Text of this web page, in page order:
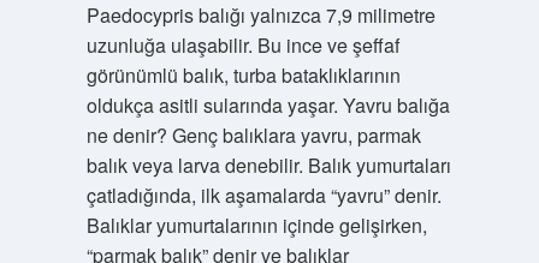
Paedocypris balığı yalnızca 7,9 milimetre
uzunluğa ulaşabilir. Bu ince ve şeffaf
görünümlü balık, turba bataklıklarının
oldukça asitli sularında yaşar. Yavru balığa
ne denir? Genç balıklara yavru, parmak
balık veya larva denebilir. Balık yumurtaları
çatladığında, ilk aşamalarda “yavru” denir.
Balıklar yumurtalarının içinde gelişirken,
“parmak balık” denir ve balıklar